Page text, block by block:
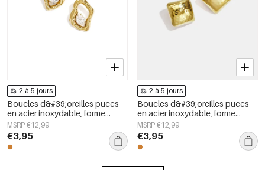
2 à 5 jours
Boucles d&#39;oreilles puces
en acier inoxydable, forme
géométrique, collection simple
pour le quotidien, bijoux pour
femmes
MSRP €12,99
€3,95
2 à 5 jours
Boucles d&#39;oreilles puces
en acier inoxydable, forme
géométrique, collection simple
pour le quotidien, bijoux pour
femmes
MSRP €12,99
€3,95